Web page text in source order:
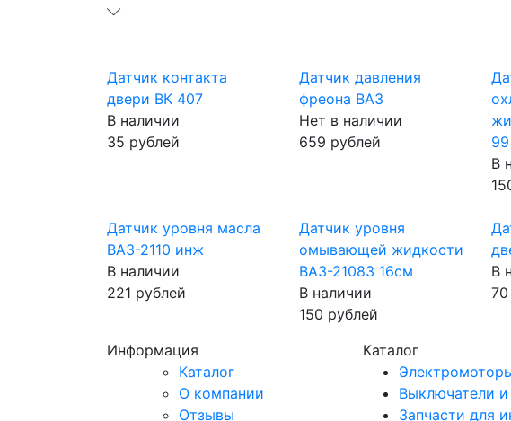
Датчик контакта
двери ВК 407
В наличии
35 рублей
Датчик давления
фреона ВАЗ
Нет в наличии
659 рублей
В
Датчик уровня масла
ВАЗ-2110 инж
В наличии
221 рублей
Датчик уровня
омывающей жидкости
ВАЗ-21083 16см
В наличии
150 рублей
В
Информация
Каталог
О компании
Отзывы
Каталог
Выключатели и
Запчасти для